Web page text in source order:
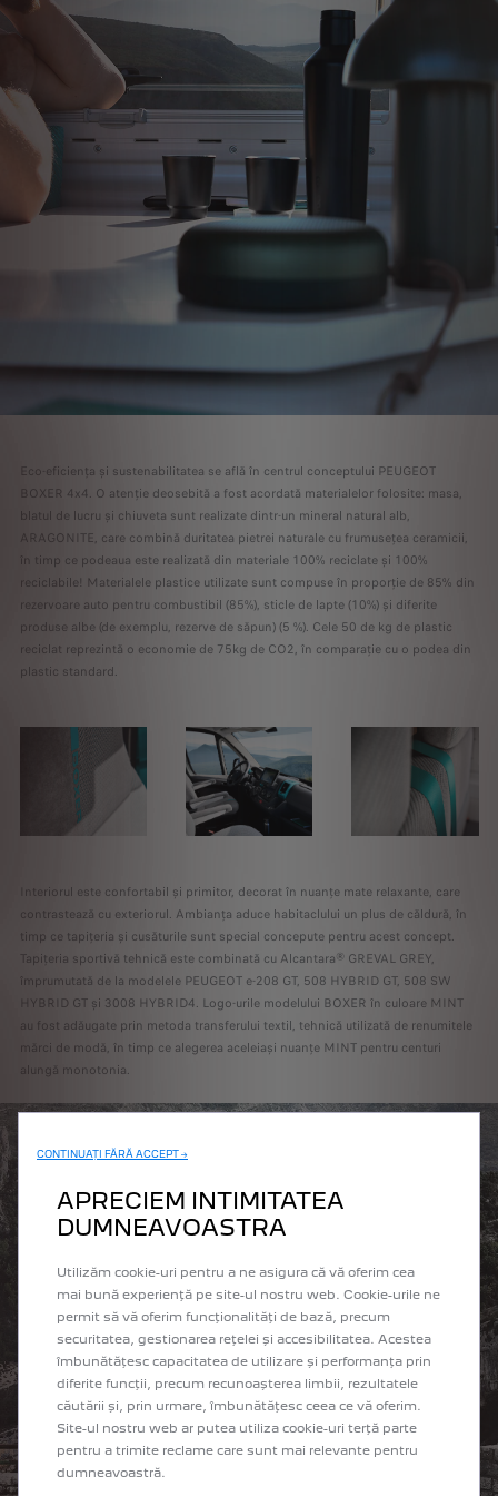
Eco-eficiența și sustenabilitatea se află în centrul conceptului PEUGEOT
BOXER 4x4. O atenție deosebită a fost acordată materialelor folosite: masa,
blatul de lucru și chiuveta sunt realizate dintr-un mineral natural alb,
ARAGONITE, care combină duritatea pietrei naturale cu frumusețea ceramicii,
în timp ce podeaua este realizată din materiale 100% reciclate și 100%
reciclabile! Materialele plastice utilizate sunt compuse în proporție de 85% din
rezervoare auto pentru combustibil (85%), sticle de lapte (10%) și diferite
produse albe (de exemplu, rezerve de săpun) (5 %). Cele 50 de kg de plastic
reciclat reprezintă o economie de 75kg de CO2, în comparație cu o podea din
plastic standard.
Interiorul este confortabil și primitor, decorat în nuanțe mate relaxante, care
contrastează cu exteriorul. Ambianța aduce habitaclului un plus de căldură, în
timp ce tapițeria și cusăturile sunt special concepute pentru acest concept.
Tapițeria sportivă tehnică este combinată cu Alcantara® GREVAL GREY,
împrumutată de la modelele PEUGEOT e-208 GT, 508 HYBRID GT, 508 SW
HYBRID GT și 3008 HYBRID4. Logo-urile modelului BOXER în culoare MINT
au fost adăugate prin metoda transferului textil, tehnică utilizată de renumitele
mărci de modă, în timp ce alegerea aceleiași nuanțe MINT pentru centuri
alungă monotonia.
CONTINUAȚI FĂRĂ ACCEPT →
APRECIEM INTIMITATEA
DUMNEAVOASTRA
Utilizăm cookie-uri pentru a ne asigura că vă oferim cea
mai bună experiență pe site-ul nostru web. Cookie-urile ne
permit să vă oferim funcționalități de bază, precum
securitatea, gestionarea rețelei și accesibilitatea. Acestea
îmbunătățesc capacitatea de utilizare și performanța prin
diferite funcții, precum recunoașterea limbii, rezultatele
căutării și, prin urmare, îmbunătățesc ceea ce vă oferim.
Site-ul nostru web ar putea utiliza cookie-uri terță parte
pentru a trimite reclame care sunt mai relevante pentru
dumneavoastră.